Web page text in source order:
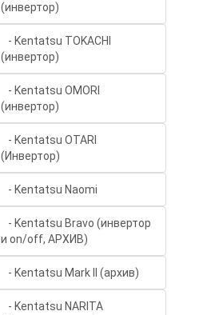
(инвертор)
- Kentatsu TOKACHI
(инвертор)
- Kentatsu OMORI
(инвертор)
- Kentatsu OTARI
(Инвертор)
- Kentatsu Naomi
- Kentatsu Bravo (инвертор
и on/off, АРХИВ)
- Kentatsu Mark II (архив)
- Kentatsu NARITA